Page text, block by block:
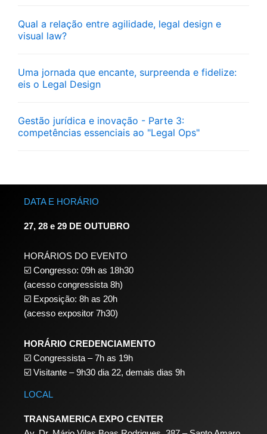
Qual a relação entre agilidade, legal design e
visual law?
Uma jornada que encante, surpreenda e fidelize:
eis o Legal Design
Gestão jurídica e inovação - Parte 3:
competências essenciais ao "Legal Ops"
DATA E HORÁRIO
27, 28 e 29 DE OUTUBRO
HORÁRIOS DO EVENTO
☑️ Congresso: 09h as 18h30
(acesso congressista 8h)
☑️ Exposição: 8h as 20h
(acesso expositor 7h30)
HORÁRIO CREDENCIAMENTO
☑️ Congressista – 7h as 19h
☑️ Visitante – 9h30 dia 22, demais dias 9h
LOCAL
TRANSAMERICA EXPO CENTER